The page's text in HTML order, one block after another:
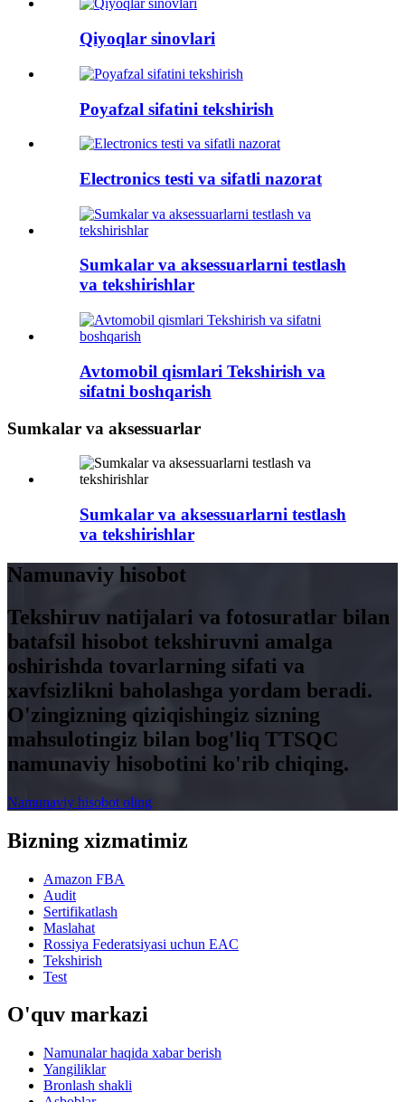
Qiyoqlar sinovlari
Poyafzal sifatini tekshirish
Electronics testi va sifatli nazorat
Sumkalar va aksessuarlarni testlash
va tekshirishlar
Avtomobil qismlari Tekshirish va
sifatni boshqarish
Sumkalar va aksessuarlar
Sumkalar va aksessuarlarni testlash
va tekshirishlar
Namunaviy hisobot
Tekshiruv natijalari va fotosuratlar bilan
batafsil hisobot tekshiruvni amalga
oshirishda tovarlarning sifati va
xavfsizlikni baholashga yordam beradi.
O'zingizning qiziqishingiz sizning
mahsulotingiz bilan bog'liq TTSQC
namunaviy hisobotini ko'rib chiqing.
Namunaviy hisobot oling
Bizning xizmatimiz
Amazon FBA
Audit
Sertifikatlash
Maslahat
Rossiya Federatsiyasi uchun EAC
Tekshirish
Test
O'quv markazi
Namunalar haqida xabar berish
Yangiliklar
Bronlash shakli